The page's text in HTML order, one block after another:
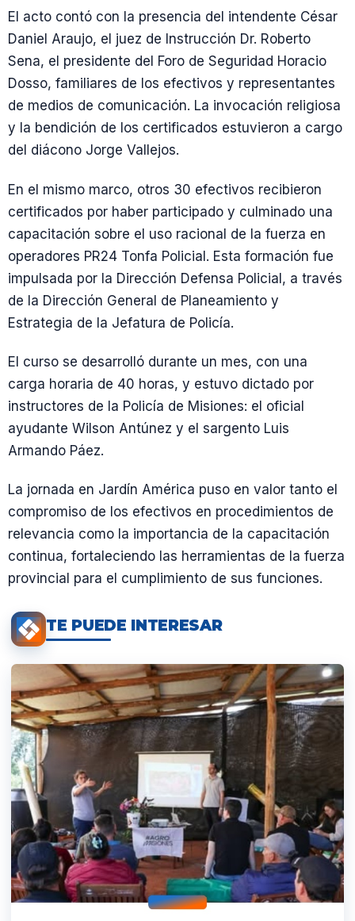
El acto contó con la presencia del intendente César
Daniel Araujo, el juez de Instrucción Dr. Roberto
Sena, el presidente del Foro de Seguridad Horacio
Dosso, familiares de los efectivos y representantes
de medios de comunicación. La invocación religiosa
y la bendición de los certificados estuvieron a cargo
del diácono Jorge Vallejos.
En el mismo marco, otros 30 efectivos recibieron
certificados por haber participado y culminado una
capacitación sobre el uso racional de la fuerza en
operadores PR24 Tonfa Policial. Esta formación fue
impulsada por la Dirección Defensa Policial, a través
de la Dirección General de Planeamiento y
Estrategia de la Jefatura de Policía.
El curso se desarrolló durante un mes, con una
carga horaria de 40 horas, y estuvo dictado por
instructores de la Policía de Misiones: el oficial
ayudante Wilson Antúnez y el sargento Luis
Armando Páez.
La jornada en Jardín América puso en valor tanto el
compromiso de los efectivos en procedimientos de
relevancia como la importancia de la capacitación
continua, fortaleciendo las herramientas de la fuerza
provincial para el cumplimiento de sus funciones.
TE PUEDE INTERESAR